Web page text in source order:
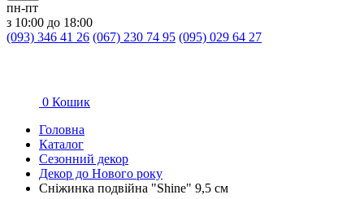
пн-пт
з 10:00 до 18:00
(093) 346 41 26 (067) 230 74 95 (095) 029 64 27
0 Кошик
Головна
Каталог
Сезонний декор
Декор до Нового року
Сніжинка подвійна "Shine" 9,5 см